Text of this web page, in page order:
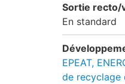
Sortie recto/
En standard
EPEAT,
de recyclage